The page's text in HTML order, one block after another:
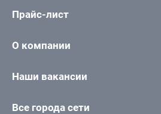
Прайс-лист
О компании
Наши вакансии
Все города сети